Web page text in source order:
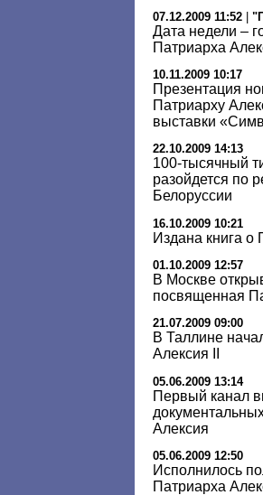
07.12.2009 11:52 |
Дата недели –
Патриарха
10.11.2009 10:17
Презентация
Патриарху
выставки
22.10.2009 14:13
100-тысячный
разойдется по
Белоруссии
16.10.2009 10:21
Издана книга о
01.10.2009 12:57
В Москве
посвященная
21.07.2009 09:00
В Таллине
Алексия II
05.06.2009 13:14
Первый канал
Алексия
05.06.2009 12:50
Исполнилось
Патриарха